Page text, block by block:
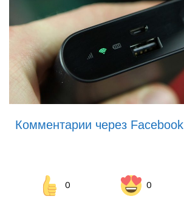
Комментарии через Facebook
0 0